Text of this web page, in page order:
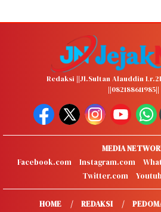
Redaksi ||Jl.Sultan Alauddin
||082188611985||
MEDIA
Facebook.com
Instagram.com
Twitter.com
HOME REDAKSI